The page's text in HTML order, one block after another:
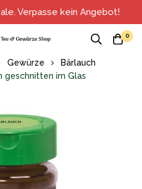
Verpasse kein Angebot!
0
Gewürze
Bärlauch
geschnitten im Glas